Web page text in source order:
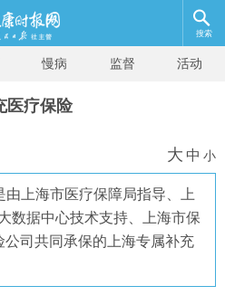
搜索
慢病 监督 活动
医疗保险
大 中 小
由上海市医疗保障局指导、上
数据中心技术支持、上海市保
公司共同承保的上海专属补充